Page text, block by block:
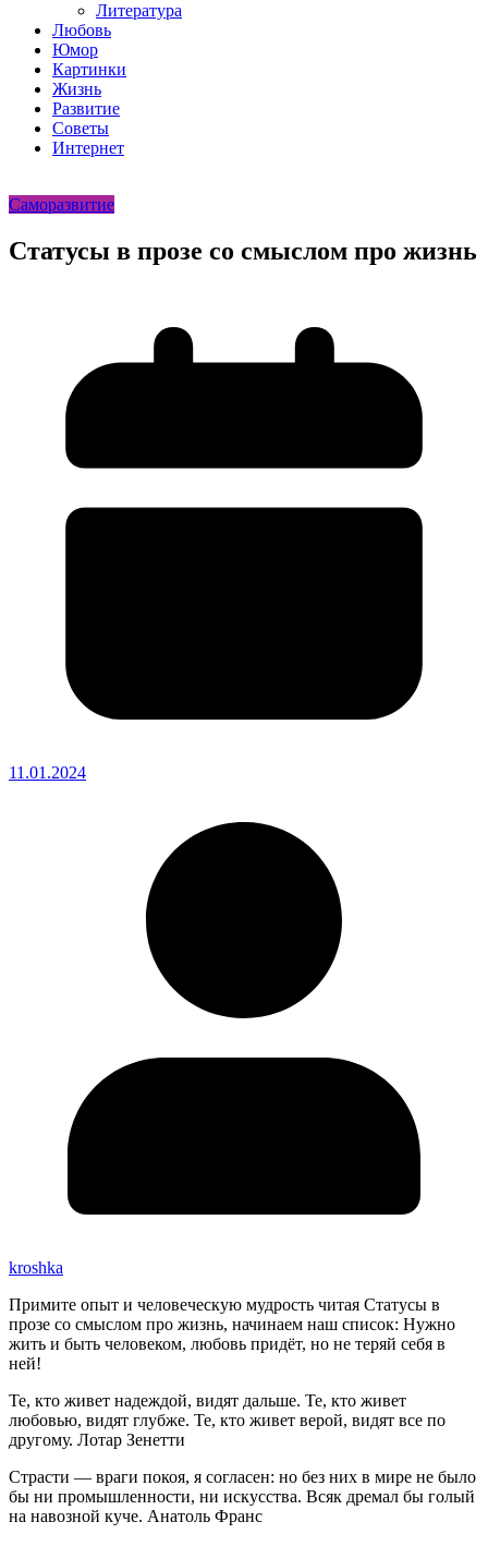
Литература
Любовь
Юмор
Картинки
Жизнь
Развитие
Советы
Интернет
Саморазвитие
Статусы в прозе со смыслом про жизнь
11.01.2024
kroshka
Примите опыт и человеческую мудрость читая Статусы в
прозе со смыслом про жизнь, начинаем наш список: Нужно
жить и быть человеком, любовь придёт, но не теряй себя в
ней!
Те, кто живет надеждой, видят дальше. Те, кто живет
любовью, видят глубже. Те, кто живет верой, видят все по
другому. Лотар Зенетти
Страсти — враги покоя, я согласен: но без них в мире не было
бы ни промышленности, ни искусства. Всяк дремал бы голый
на навозной куче. Анатоль Франс